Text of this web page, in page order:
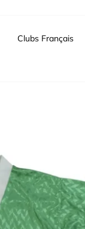
Clubs Français